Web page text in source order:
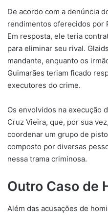
De acordo com a denúncia
rendimentos oferecidos por
Em resposta, ele teria
para eliminar seu rival.
mandante, enquanto os
Guimarães teriam ficado
executores do crime.
Os envolvidos na execução
Cruz Vieira, que, por sua
coordenar um grupo de
composto por diversas
nessa trama criminosa.
Outro Caso de
Além das acusações de